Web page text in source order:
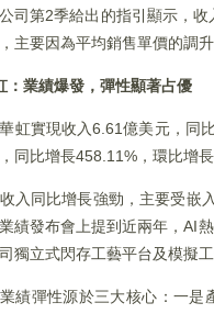
司第2季給出的指引顯示，
主要因為平均銷售單價的調
：業績爆發，彈性顯著占優
虹實現收入6.61億美元，同
同比增長458.11%，環比增長
入同比增長強勁，主要受嵌
績發布會上提到近兩年，AI
獨立式閃存工藝平台及模擬工
績彈性源於三大核心：一是